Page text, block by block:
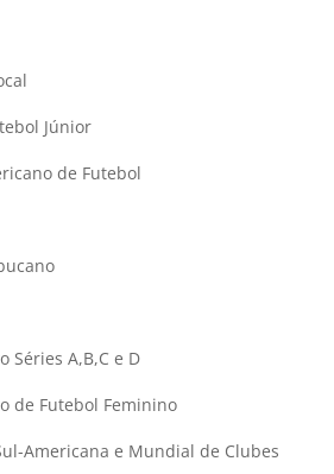
Júnior
de Futebol
Séries A,B,C e D
de Futebol Feminino
Americana e Mundial de Clubes